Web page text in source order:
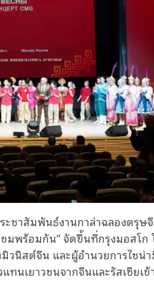
ชาสัมพันธ์งานกาล่าฉลองตรุษ
ชมพร้อมกัน” จัดขึ้นที่กรุงมอสโก
วนิสต์จีน และผู้อำนวยการไชน่
นเยาวชนจากจีนและรัสเซียเข้